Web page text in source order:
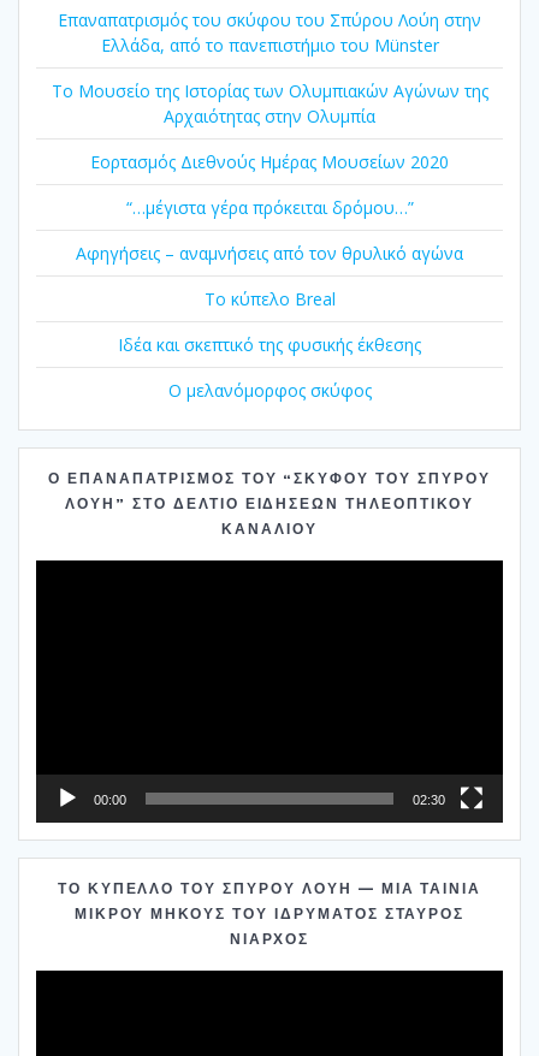
Επαναπατρισμός του σκύφου του Σπύρου Λούη στην
Ελλάδα, από το πανεπιστήμιο του Münster
Το Μουσείο της Ιστορίας των Ολυμπιακών Αγώνων της
Αρχαιότητας στην Ολυμπία
Εορτασμός Διεθνούς Ημέρας Μουσείων 2020
“…μέγιστα γέρα πρόκειται δρόμου…”
Αφηγήσεις – αναμνήσεις από τον θρυλικό αγώνα
Το κύπελο Breal
Ιδέα και σκεπτικό της φυσικής έκθεσης
Ο μελανόμορφος σκύφος
Ο ΕΠΑΝΑΠΑΤΡΙΣΜΌΣ ΤΟΥ “ΣΚΎΦΟΥ ΤΟΥ ΣΠΎΡΟΥ
ΛΟΎΗ” ΣΤΟ ΔΕΛΤΊΟ ΕΙΔΉΣΕΩΝ ΤΗΛΕΟΠΤΙΚΟΎ
ΚΑΝΑΛΙΟΎ
00:00 02:30
ΤΟ ΚΎΠΕΛΛΟ ΤΟΥ ΣΠΎΡΟΥ ΛΟΎΗ — ΜΊΑ ΤΑΙΝΊΑ
ΜΙΚΡΟΎ ΜΉΚΟΥΣ ΤΟΥ ΙΔΡΎΜΑΤΟΣ ΣΤΑΎΡΟΣ
ΝΙΆΡΧΟΣ